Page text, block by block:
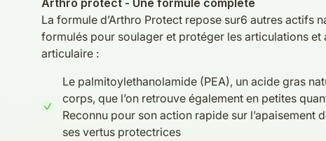
Arthro protect - Une formule complète
La formule d’Arthro Protect repose sur6 autres actifs
formulés pour soulager et protéger les articulations
articulaire :
Le palmitoylethanolamide (PEA), un acide gras
corps, que l’on retrouve également en petites
Reconnu pour son action rapide sur l’apaisement
ses vertus protectrices